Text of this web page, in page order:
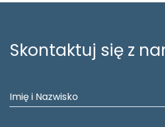
Skontaktuj się z